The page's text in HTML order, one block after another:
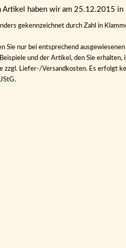
Artikel haben wir am 25.12.2015 in
gekennzeichnet durch Zahl in
Sie nur bei entsprechend
und der Artikel, den Sie erhalten,
zzgl. Liefer-/Versandkosten. Es erfolgt